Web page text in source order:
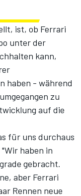
ist, ob Ferrari
unter der
kann,
haben - während
zu
auf die
für uns durchaus
haben in
gebracht.
aber Ferrari
Rennen neue